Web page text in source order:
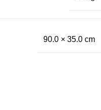
90.0 × 35.0 cm